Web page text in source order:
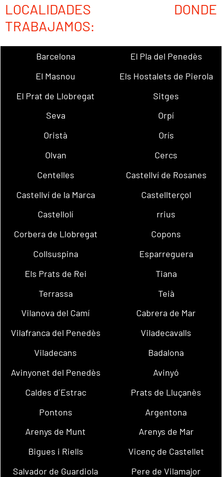
LOCALIDADES DONDE
TRABAJAMOS:
Barcelona
El Pla del Penedès
El Masnou
Els Hostalets de Pierola
El Prat de Llobregat
Sitges
Seva
Orpí
Oristà
Orís
Olvan
Cercs
Centelles
Castellví de Rosanes
Castellví de la Marca
Castellterçol
Castellolí
rrius
Corbera de Llobregat
Copons
Collsuspina
Esparreguera
Els Prats de Rei
Tiana
Terrassa
Teià
Vilanova del Camí
Cabrera de Mar
Vilafranca del Penedès
Viladecavalls
Viladecans
Badalona
Avinyonet del Penedès
Avinyó
Caldes d´Estrac
Prats de Lluçanès
Pontons
Argentona
Arenys de Munt
Arenys de Mar
Bigues i Riells
Vicenç de Castellet
Salvador de Guardiola
Pere de Vilamajor